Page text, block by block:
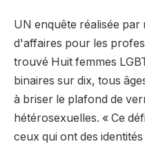
UN enquête réalisée par
d'affaires pour les
trouvé Huit femmes
binaires sur dix, tous
à briser le plafond de
hétérosexuelles. « Ce
ceux qui ont des